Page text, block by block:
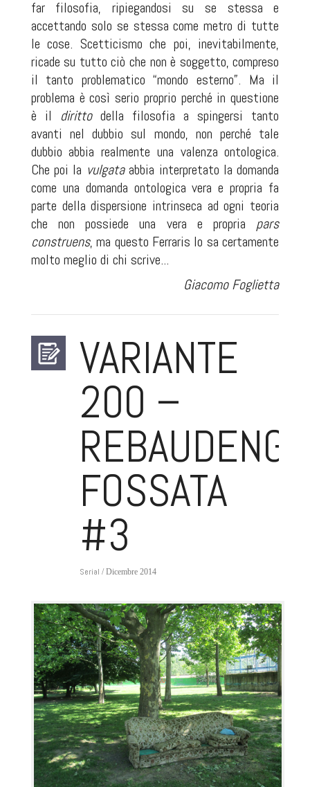
far filosofia, ripiegandosi su se stessa e
accettando solo se stessa come metro di tutte
le cose. Scetticismo che poi, inevitabilmente,
ricade su tutto ciò che non è soggetto, compreso
il tanto problematico “mondo esterno”. Ma il
problema è così serio proprio perché in questione
è il dirittodella filosofia a spingersi tanto
avanti nel dubbio sul mondo, non perché tale
dubbio abbia realmente una valenza ontologica.
Che poi la vulgataabbia interpretato la domanda
come una domanda ontologica vera e propria fa
parte della dispersione intrinseca ad ogni teoria
che non possiede una vera e propria pars
construens, ma questo Ferraris lo sa certamente
molto meglio di chi scrive...
Giacomo Foglietta
VARIANTE
200 –
REBAUDENGO
FOSSATA
#3
Serial / Dicembre 2014